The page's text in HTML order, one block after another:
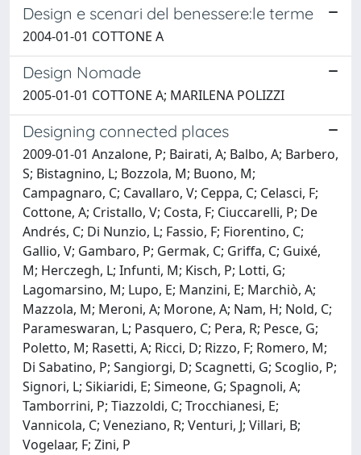
Design e scenari del benessere:le terme
2004-01-01 COTTONE A
Design Nomade
2005-01-01 COTTONE A; MARILENA POLIZZI
Designing connected places
2009-01-01 Anzalone, P; Bairati, A; Balbo, A; Barbero,
S; Bistagnino, L; Bozzola, M; Buono, M;
Campagnaro, C; Cavallaro, V; Ceppa, C; Celasci, F;
Cottone, A; Cristallo, V; Costa, F; Ciuccarelli, P; De
Andrés, C; Di Nunzio, L; Fassio, F; Fiorentino, C;
Gallio, V; Gambaro, P; Germak, C; Griffa, C; Guixé,
M; Herczegh, L; Infunti, M; Kisch, P; Lotti, G;
Lagomarsino, M; Lupo, E; Manzini, E; Marchiò, A;
Mazzola, M; Meroni, A; Morone, A; Nam, H; Nold, C;
Parameswaran, L; Pasquero, C; Pera, R; Pesce, G;
Poletto, M; Rasetti, A; Ricci, D; Rizzo, F; Romero, M;
Di Sabatino, P; Sangiorgi, D; Scagnetti, G; Scoglio, P;
Signori, L; Sikiaridi, E; Simeone, G; Spagnoli, A;
Tamborrini, P; Tiazzoldi, C; Trocchianesi, E;
Vannicola, C; Veneziano, R; Venturi, J; Villari, B;
Vogelaar, F; Zini, P